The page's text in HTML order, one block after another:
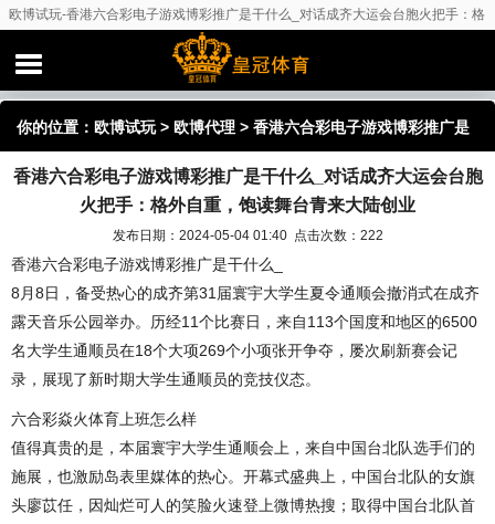
欧博试玩-香港六合彩电子游戏博彩推广是干什么_对话成齐大运会台胞火把手：格
外自重，饱读舞台青来大陆创业
你的位置： 欧博试玩> 欧博代理 > 香港六合彩电子游戏博彩推广是
干什么_对话成齐大运会台胞火把手：格外自重，饱读舞台青来大陆
香港六合彩电子游戏博彩推广是干什么_对话成齐大运会台胞
火把手：格外自重，饱读舞台青来大陆创业
发布日期：2024-05-04 01:40 点击次数：222
香港六合彩电子游戏博彩推广是干什么_
8月8日，备受热心的成齐第31届寰宇大学生夏令通顺会撤消式在成齐
露天音乐公园举办。历经11个比赛日，来自113个国度和地区的6500
名大学生通顺员在18个大项269个小项张开争夺，屡次刷新赛会记
录，展现了新时期大学生通顺员的竞技仪态。
六合彩焱火体育上班怎么样
值得真贵的是，本届寰宇大学生通顺会上，来自中国台北队选手们的
施展，也激励岛表里媒体的热心。开幕式盛典上，中国台北队的女旗
头廖苡任，因灿烂可人的笑脸火速登上微博热搜；取得中国台北队首